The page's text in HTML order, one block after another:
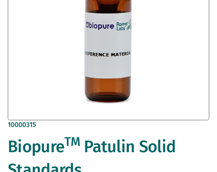
Zum
der
Bildergalerie
10000315
BiopureTMPatulin Solid